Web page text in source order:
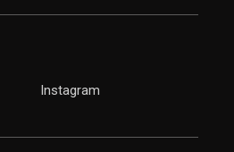
Instagram